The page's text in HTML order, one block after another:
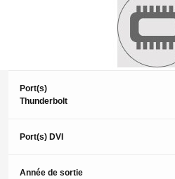
Port(s)
Thunderbolt
Port(s) DVI
Année de sortie